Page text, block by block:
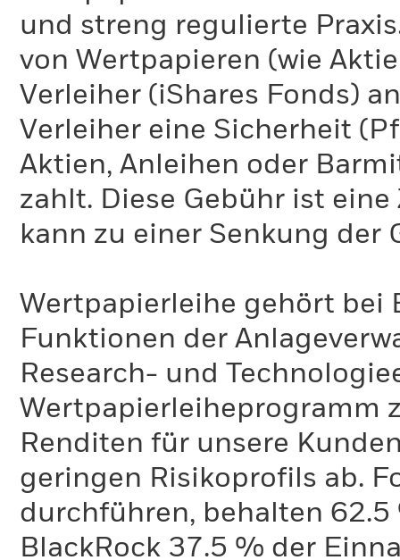
und streng regulierte
von Wertpapieren (wie
Verleiher (iShares Fonds)
Verleiher eine Sicherheit
Aktien, Anleihen oder
zahlt. Diese Gebühr ist
kann zu einer Senkung der
Wertpapierleihe gehört bei
Funktionen der
Research- und
Wertpapierleiheprogramm
Renditen für unsere
geringen Risikoprofils ab.
durchführen, behalten
BlackRock 37.5 % der